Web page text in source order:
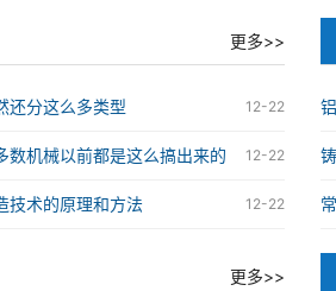
更多>>
12-22
还分这么多类型
12-22
数机械以前都是这么搞出来的
12-22
技术的原理和方法
更多>>